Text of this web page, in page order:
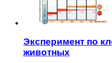
Эксперимент по
животных